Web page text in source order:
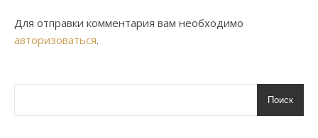
Для отправки комментария вам необходимо
авторизоваться.
Поиск